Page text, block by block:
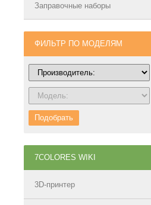
Заправочные наборы
ФИЛЬТР ПО МОДЕЛЯМ
Подобрать
7COLORES WIKI
3D-принтер